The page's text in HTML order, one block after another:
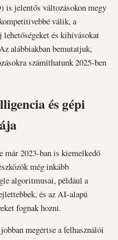
is jelentős változásokon megy
válik, a
és kihívásokat
alábbiakban bemutatjuk,
számíthatunk 2025-ben
és gépi
már 2023-ban is kiemelkedő
még inkább
algoritmusai, például a
és az AI-alapú
fognak hozni.
megértse a felhasználói